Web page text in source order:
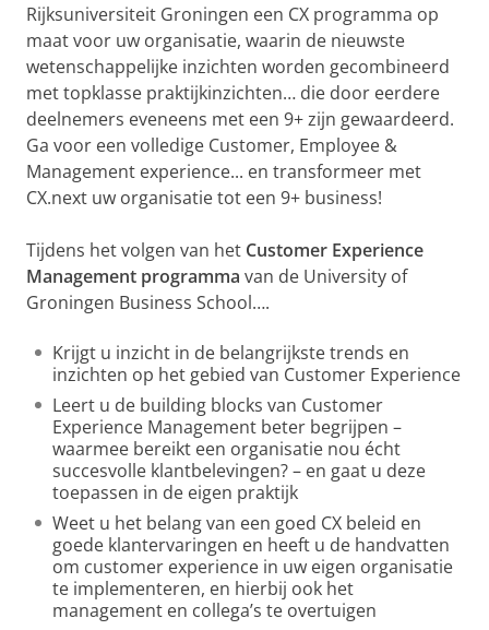
Rijksuniversiteit Groningen een CX programma op
maat voor uw organisatie, waarin de nieuwste
wetenschappelijke inzichten worden gecombineerd
met topklasse praktijkinzichten… die door eerdere
deelnemers eveneens met een 9+ zijn gewaardeerd.
Ga voor een volledige Customer, Employee &
Management experience... en transformeer met
CX.next uw organisatie tot een 9+ business!
Tijdens het volgen van het Customer Experience
Management programma van de University of
Groningen Business School….
Krijgt u inzicht in de belangrijkste trends en
inzichten op het gebied van Customer Experience
Leert u de building blocks van Customer
Experience Management beter begrijpen –
waarmee bereikt een organisatie nou écht
succesvolle klantbelevingen? – en gaat u deze
toepassen in de eigen praktijk
Weet u het belang van een goed CX beleid en
goede klantervaringen en heeft u de handvatten
om customer experience in uw eigen organisatie
te implementeren, en hierbij ook het
management en collega’s te overtuigen